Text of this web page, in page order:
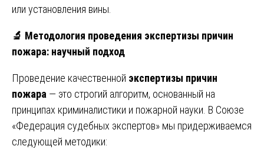
или установления вины.
🔬 Методология проведения экспертизы причин
пожара: научный подход
Проведение качественной экспертизы причин
пожара — это строгий алгоритм, основанный на
принципах криминалистики и пожарной науки. В Союзе
«Федерация судебных экспертов» мы придерживаемся
следующей методики: